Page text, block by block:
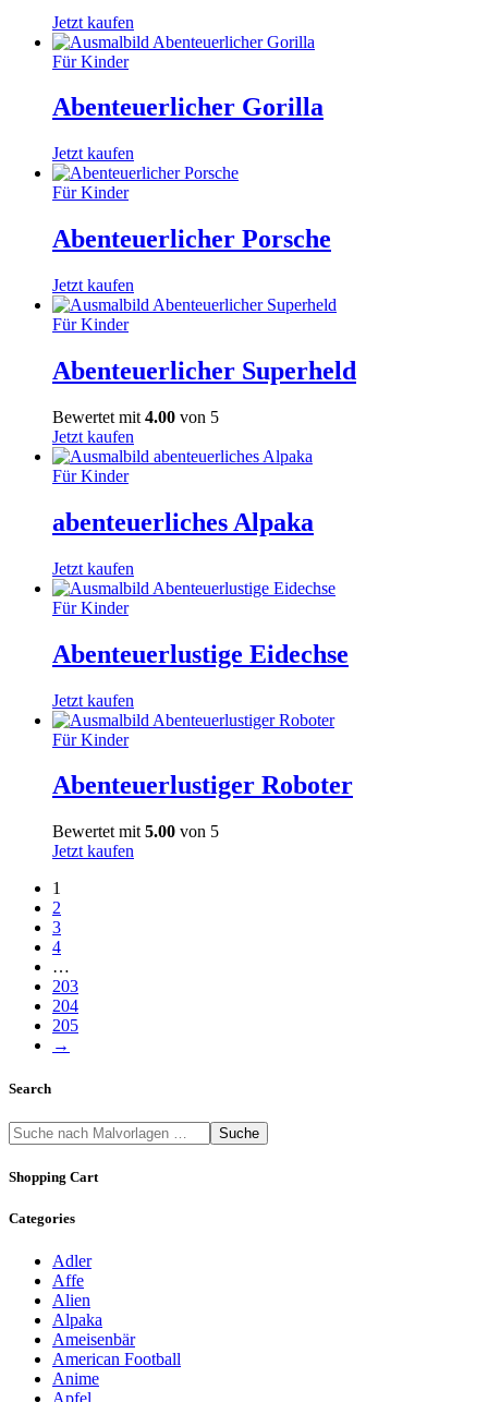
Jetzt kaufen
Für Kinder
Abenteuerlicher Gorilla
Jetzt kaufen
Für Kinder
Abenteuerlicher Porsche
Jetzt kaufen
Für Kinder
Abenteuerlicher Superheld
Bewertet mit 4.00 von 5
Jetzt kaufen
Für Kinder
abenteuerliches Alpaka
Jetzt kaufen
Für Kinder
Abenteuerlustige Eidechse
Jetzt kaufen
Für Kinder
Abenteuerlustiger Roboter
Bewertet mit 5.00 von 5
Jetzt kaufen
1
2
3
4
…
203
204
205
→
Search
Suche
Shopping Cart
Categories
Adler
Affe
Alien
Alpaka
Ameisenbär
American Football
Anime